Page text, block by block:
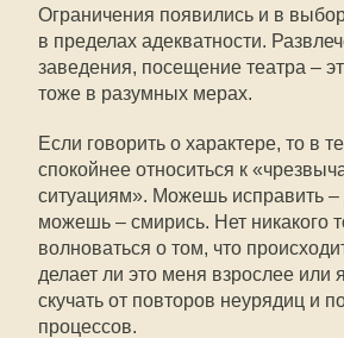
Ограничения появились и в
в пределах адекватности.
заведения, посещение театра –
тоже в разумных мерах.
Если говорить о характере, то в
спокойнее относиться к
ситуациям». Можешь исправить –
можешь – смирись. Нет никакого
волноваться о том, что
делает ли это меня взрослее или
скучать от повторов неурядиц и
процессов.